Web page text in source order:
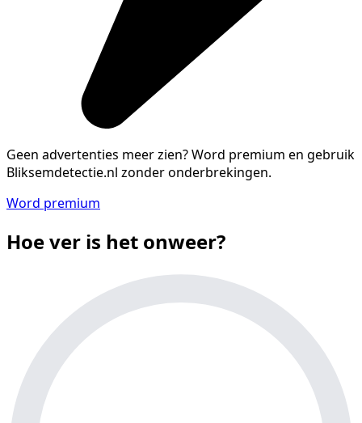
Geen advertenties meer zien?Word premium en gebruik
Bliksemdetectie.nl zonder onderbrekingen.
Word premium
Hoe ver is het onweer?